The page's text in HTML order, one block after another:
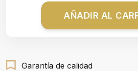
AÑADIR AL
Garantía de calidad